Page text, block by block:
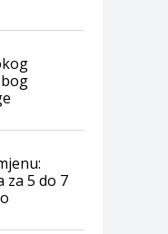
za 5 do 7